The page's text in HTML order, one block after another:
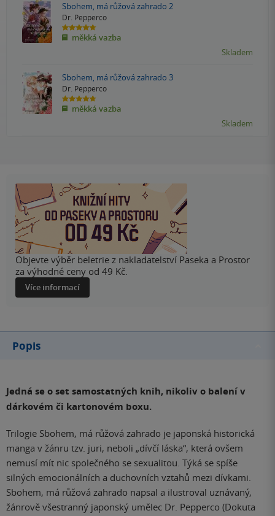
Sbohem, má růžová zahrado 2
Dr. Pepperco
4.7
z
měkká vazba
Skladem
Sbohem, má růžová zahrado 3
Dr. Pepperco
4.7
z
měkká vazba
Skladem
Objevte výběr beletrie z nakladatelství Paseka a Prostor
za výhodné ceny od 49 Kč.
Více informací
Popis
Jedná se o set samostatných knih, nikoliv o balení v
dárkovém či kartonovém boxu.
Trilogie Sbohem, má růžová zahrado je japonská historická
manga v žánru tzv. juri, neboli „dívčí láska“, která ovšem
nemusí mít nic společného se sexualitou. Týká se spíše
silných emocionálních a duchovních vztahů mezi dívkami.
Sbohem, má růžová zahrado napsal a ilustroval uznávaný,
žánrově všestranný japonský umělec Dr. Pepperco (Dokuta